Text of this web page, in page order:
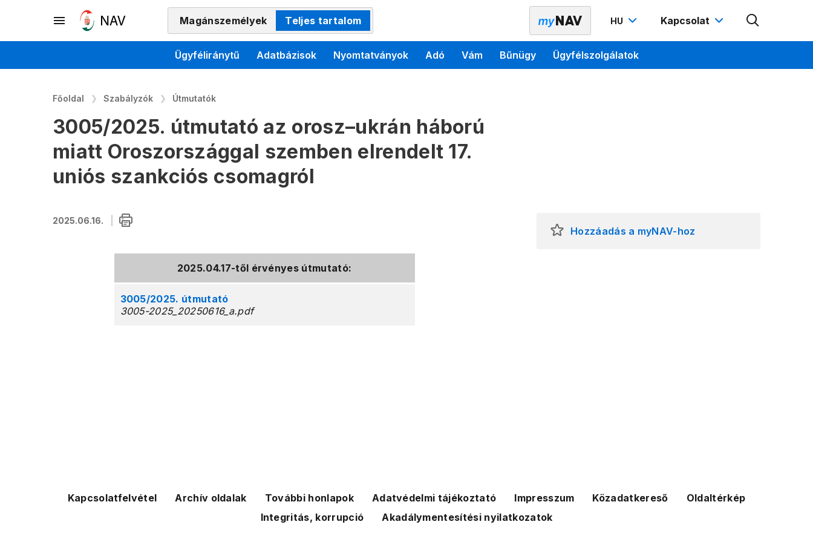
Magánszemélyek Teljes tartalom HU Kapcsolat
Ügyféliránytű Adatbázisok Nyomtatványok Adó Vám Bűnügy Ügyfélszolgálatok
Főoldal Szabályzók Útmutatók
3005/2025. útmutató az orosz–ukrán háború
miatt Oroszországgal szemben elrendelt 17.
uniós szankciós csomagról
2025.06.16.
2025.04.17-től érvényes útmutató:
3005/2025. útmutató
3005-2025_20250616_a.pdf
Hozzáadás a myNAV-hoz
Kapcsolatfelvétel Archív oldalak További honlapok Adatvédelmi tájékoztató Impresszum Közadatkereső
Oldaltérkép
Integritás, korrupció
Akadálymentesítési nyilatkozatok